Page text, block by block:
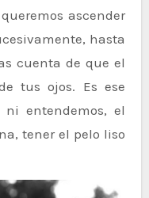
ascender
hasta
cuenta de que el
tus ojos. Es ese
entendemos, el
tener el pelo liso